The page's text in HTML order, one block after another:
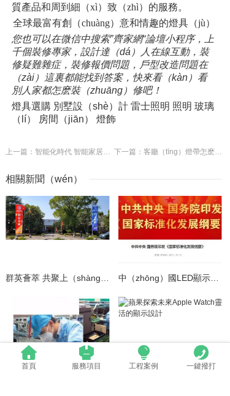
質產品和周到細（xì）致（zhì）的服務。
全球最富有創（chuàng）意和情趣的燈具（jù）
您也可以在微信中搜索”齊家網“論壇小程序，上
千個裝修專家，設計達（dá）人在線互動，裝
修疑難雜症，裝修報價問題，戶型改造問題在
（zài）這裏都能找到答案，快來看（kàn）看
別人家都怎麽裝（zhuāng）修吧！
燈具選購 別墅設（shè）計 雷士照明 照明 玻璃
（lí） 房間（jiān） 燈飾
上一篇：智能化時代 智能家居的變革與未來 下一篇：客廳（tīng）燈帶怎麽安裝
相關新聞（wén）
群英薈萃 共聚上（shàng）海丨全國LED精品巡展攜手共謀行業發展大計 中（zhōng）國LED顯示應用行業標準情況一覽
首頁 服務項目 工程案例 一鍵撥打